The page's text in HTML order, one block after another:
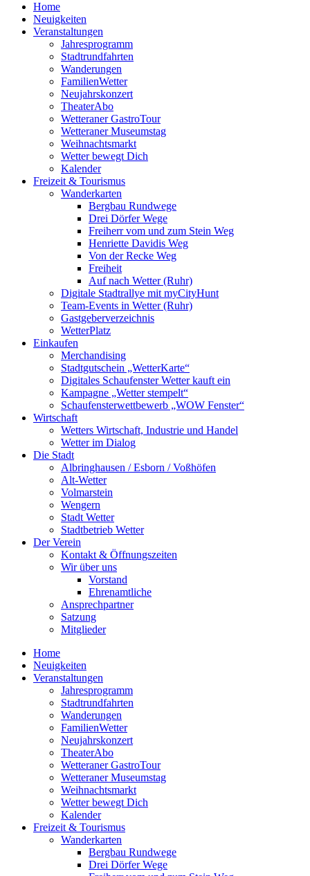
Home
Neuigkeiten
Veranstaltungen
Jahresprogramm
Stadtrundfahrten
Wanderungen
FamilienWetter
Neujahrskonzert
TheaterAbo
Wetteraner GastroTour
Wetteraner Museumstag
Weihnachtsmarkt
Wetter bewegt Dich
Kalender
Freizeit & Tourismus
Wanderkarten
Bergbau Rundwege
Drei Dörfer Wege
Freiherr vom und zum Stein Weg
Henriette Davidis Weg
Von der Recke Weg
Freiheit
Auf nach Wetter (Ruhr)
Digitale Stadtrallye mit myCityHunt
Team-Events in Wetter (Ruhr)
Gastgeberverzeichnis
WetterPlatz
Einkaufen
Merchandising
Stadtgutschein „WetterKarte“
Digitales Schaufenster Wetter kauft ein
Kampagne „Wetter stempelt“
Schaufensterwettbewerb „WOW Fenster“
Wirtschaft
Wetters Wirtschaft, Industrie und Handel
Wetter im Dialog
Die Stadt
Albringhausen / Esborn / Voßhöfen
Alt-Wetter​
Volmarstein
Wengern
Stadt Wetter
Stadtbetrieb Wetter
Der Verein
Kontakt & Öffnungszeiten
Wir über uns
Vorstand
Ehrenamtliche
Ansprechpartner
Satzung
Mitglieder
Home
Neuigkeiten
Veranstaltungen
Jahresprogramm
Stadtrundfahrten
Wanderungen
FamilienWetter
Neujahrskonzert
TheaterAbo
Wetteraner GastroTour
Wetteraner Museumstag
Weihnachtsmarkt
Wetter bewegt Dich
Kalender
Freizeit & Tourismus
Wanderkarten
Bergbau Rundwege
Drei Dörfer Wege